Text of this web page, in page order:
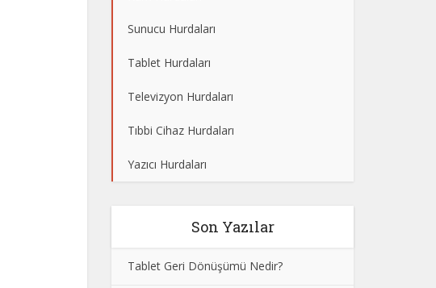
Sunucu Hurdaları
Tablet Hurdaları
Televizyon Hurdaları
Tıbbi Cihaz Hurdaları
Yazıcı Hurdaları
Son Yazılar
Tablet Geri Dönüşümü Nedir?